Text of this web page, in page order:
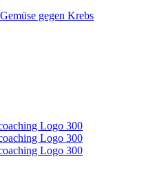
gegen Krebs